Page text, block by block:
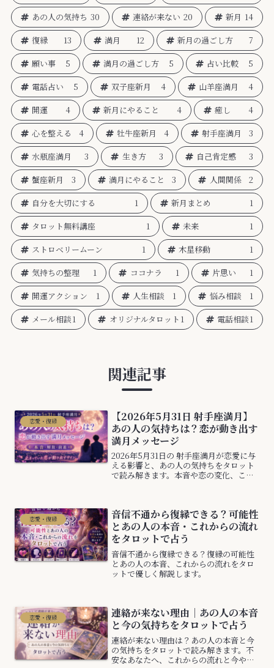
あの人の気持ち 30 連絡が来ない 20 新月 14
復縁
13 満月 12 新月の過ごし方
7
願い事
5 満月の過ごし方 5 占い比較
5
電話占い
5 双子座新月 4 山羊座満月
4
開運
4 新月にやること 4 癒し
4
心を整える
4 牡牛座新月 4 射手座満月
3
水瓶座満月
3 生き方 3 自己肯定感
3
蟹座新月
3 満月にやること 3 人間関係
2
自分を大切にする
1 新月まとめ
1
タロット無料講座
1 未来
1
ストロベリームーン
1 木星移動
1
気持ちの整理
1 ココナラ 1 片思い
1
開運アクション
1 人生相談 1 悩み相談
1
メール相談1 オリジナルタロット 1 電話相談1
関連記事
恋愛・復縁
【2026年5月31日 射手座満月】
あの人の気持ちは？恋が動き出す
満月メッセージ
2026年5月31日の 射手座満月が恋愛に与
える影響と、あの人の気持ちをタロット
で読み解きます。本音や恋の変化、これ
恋愛・復縁
音信不通から復縁できる？可能性
とあの人の本音・これからの流れ
をタロットで占う
音信不通から復縁できる？復縁の可能性
とあの人の本音、これからの流れをタロ
ットで優しく解説します。
恋愛・復縁
連絡が来ない理由｜あの人の本音
と今の気持ちをタロットで占う
連絡が来ない理由は？あの人の本音と今
の気持ちをタロットで読み解きます。不
安なあなたへ、これからの流れと今やる